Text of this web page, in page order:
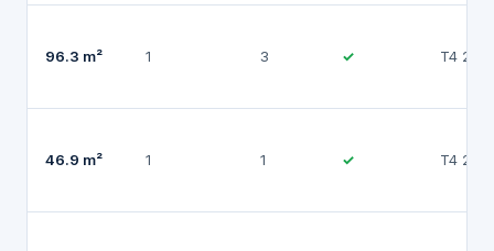
96.3 m² 1 3 ✓ T4
46.9 m² 1 1 ✓ T4